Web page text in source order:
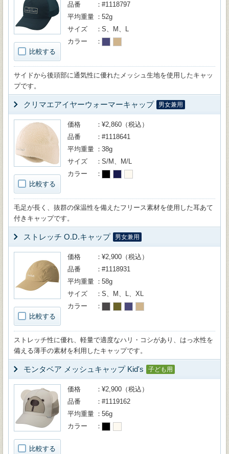
比較する
品番
#1118797
平均重量
52g
サイズ
S、M、L
カラー
サイドから後頭部に通気性に優れたメッシュ生地を使用したキャッ
プです。
クリマエアイヤーウォーマーキャップ 男女兼用
比較する
価格
¥2,860（税込）
品番
#1118641
平均重量
38g
サイズ
S/M、M/L
カラー
毛足が長く、抜群の保温性を備えたフリース素材を使用した耳あて
付きキャップです。
ストレッチ O.D.キャップ 男女兼用
比較する
価格
¥2,900（税込）
品番
#1118931
平均重量
58g
サイズ
S、M、L、XL
カラー
ストレッチ性に優れ、軽量で適度なハリ・コシがあり、はっ水性を
備える薄手の素材を利用したキャップです。
モンタベア メッシュキャップ Kid's 子ども用
比較する
価格
¥2,900（税込）
品番
#1119162
平均重量
56g
カラー